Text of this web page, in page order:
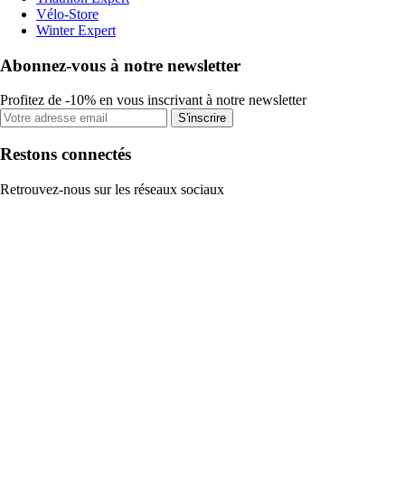
Vélo-Store
Winter Expert
Abonnez-vous à notre newsletter
Profitez de -10% en vous inscrivant à notre newsletter
S'inscrire
Restons connectés
Retrouvez-nous sur les réseaux sociaux